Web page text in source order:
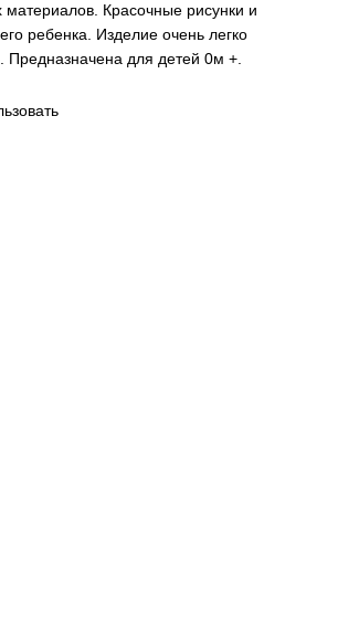
материалов. Красочные рисунки и
ребенка. Изделие очень легко
Предназначена для детей 0м +.